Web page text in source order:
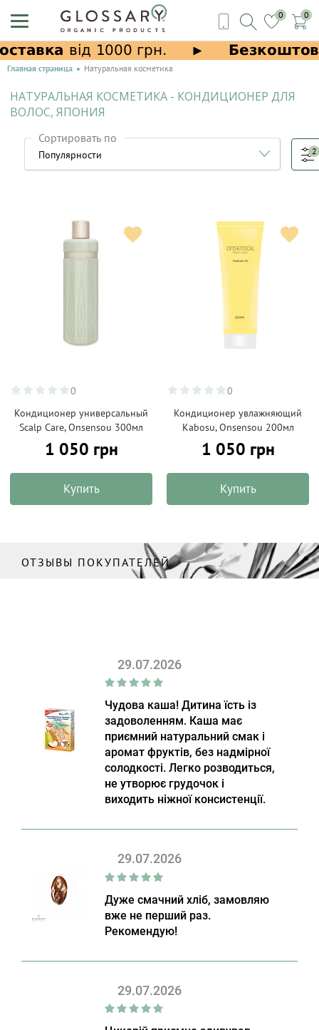
0 0
Главная страница Натуральная косметика
НАТУРАЛЬНАЯ КОСМЕТИКА - КОНДИЦИОНЕР ДЛЯ
ВОЛОС, ЯПОНИЯ
Сортировать по
2
0
Кондиционер универсальный
Scalp Care, Onsensou 300мл
1 050 грн
Купить
0
Кондиционер увлажняющий
Kabosu, Onsensou 200мл
1 050 грн
Купить
ОТЗЫВЫ ПОКУПАТЕЛЕЙ
29.07.2026
Чудова каша! Дитина їсть із
задоволенням. Каша має
приємний натуральний смак і
аромат фруктів, без надмірної
солодкості. Легко розводиться,
не утворює грудочок і
виходить ніжної консистенції.
29.07.2026
Дуже смачний хліб, замовляю
вже не перший раз.
Рекомендую!
29.07.2026